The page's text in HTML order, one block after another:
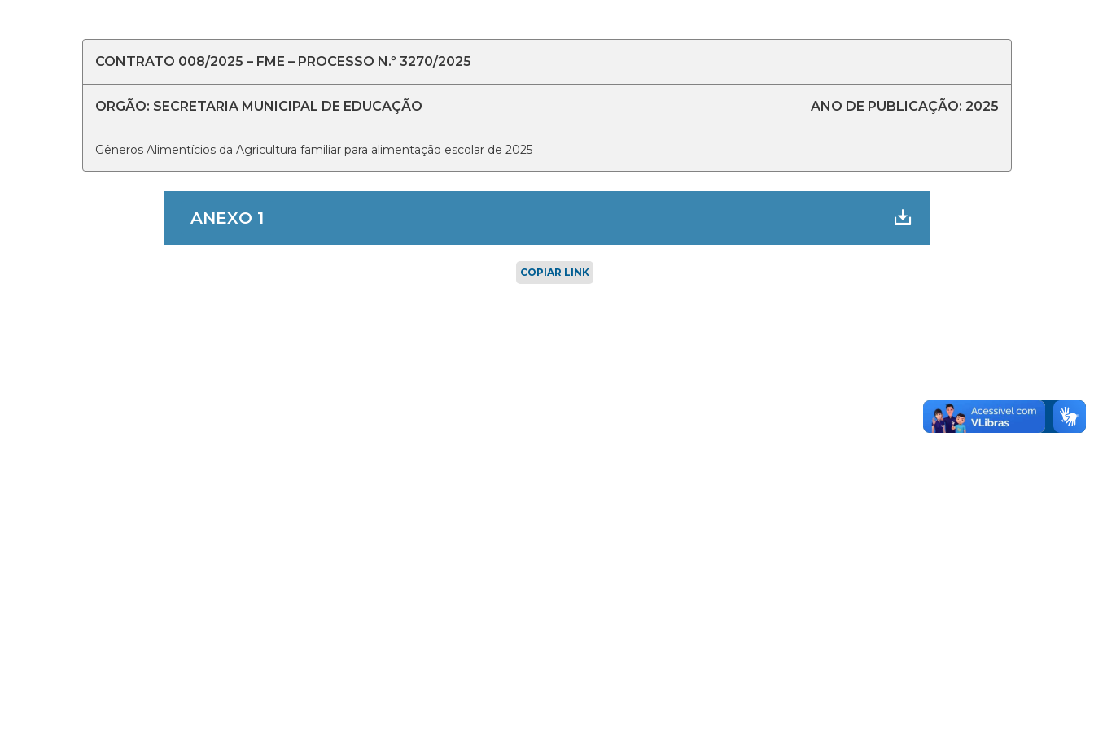
CONTRATO 008/2025 – FME – PROCESSO N.º 3270/2025
ORGÃO: SECRETARIA MUNICIPAL DE EDUCAÇÃO ANO DE PUBLICAÇÃO: 2025
Gêneros Alimentícios da Agricultura familiar para alimentação escolar de 2025
ANEXO 1
COPIAR LINK